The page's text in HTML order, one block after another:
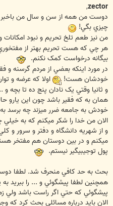
ت
zector
,
دوست من همه از سن و سال من باخبر
چيزي بگي!
من نيز طعم تلخ تحريم و نبود
هر چي که هست تحريم بهتر از
بيگانه درخواست کمک نکنم.
در مورد اينکه بعضي از مردم گرسنه و
خودشان هست!
اولا که عرضه و
و ثانيا وقتي يک نادان پنج ده تا بچه
همان به که فقير باشد چون اين يارو
خودش به جامعه ضرر ميزند چه برسد
الان من خدا را شکر ميکنم که به خيلي
و از شهريه دانشگاه و دفتر و سرور و
ميکنم و در بين دوستان هم مفتخر
پول توجيبيگير نيستم.
بحث به حد کافي منحرف شد. لطفا
همچنين لطفا پيشگوئي و ... را ببريد
پيشگوئي که حتي اگر راست باشد ولي
الان بايد درباره مسائلي بحث کرد که